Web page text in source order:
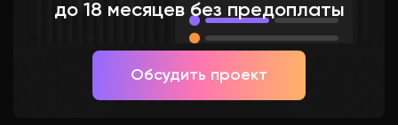
до 18 месяцев без предоплаты
Обсудить проект